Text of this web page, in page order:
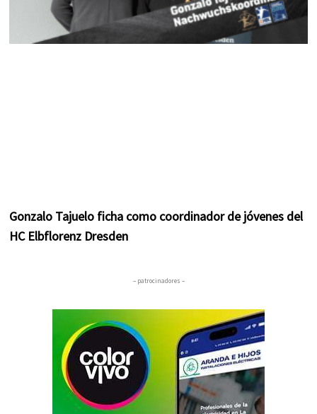
Gonzalo Tajuelo ficha como coordinador de jóvenes del
HC Elbflorenz Dresden
– patrocinadores –